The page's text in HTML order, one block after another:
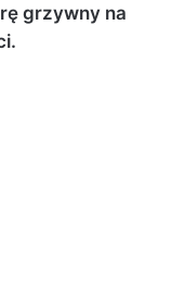
grzywny na